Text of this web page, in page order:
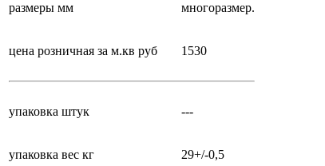
размеры мм многоразмер.
цена розничная за м.кв руб 1530
упаковка штук ---
упаковка вес кг 29+/-0,5